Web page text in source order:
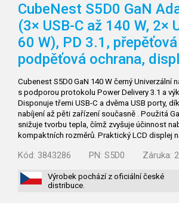
CubeNest S5D0 GaN
(3× USB-C až 140 W, 2×
60 W), PD 3.1,
podpěťová ochrana,
Cubenest S5D0 GaN 140 W černý Univerzální
s podporou protokolu Power Delivery 3.1 a
Disponuje třemi USB-C a dvěma USB porty,
nabíjení až pěti zařízení současně . Použitá
snižuje tvorbu tepla, čímž zvyšuje účinnost
kompaktních rozměrů. Praktický LCD displej
Kód: 3843286 PN: S5D0 Záruka:
Výrobek pochází z oficiální české
distribuce.